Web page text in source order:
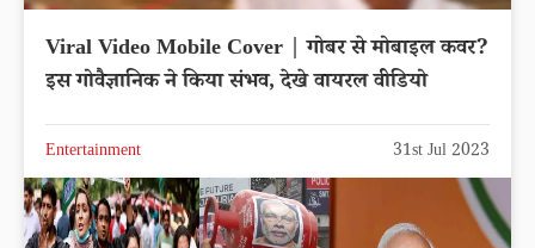
Viral Video Mobile Cover | गोबर से मोबाइल कवर?
इस गोवैज्ञानिक ने किया संभव, देखे वायरल वीडियो
Entertainment 31st Jul 2023